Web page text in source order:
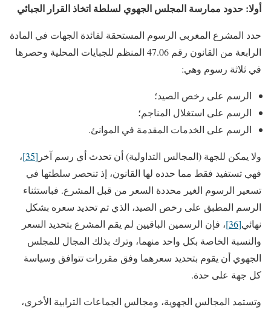
أولا: حدود ممارسة المجلس الجهوي لسلطة اتخاذ القرار الجبائي
حدد المشرع المغربي الرسوم المستحقة لفائدة الجهات في المادة
الرابعة من القانون رقم 47.06 المنظم للجبايات المحلية وحصرها
في ثلاثة رسوم وهي:
الرسم على رخص الصيد؛
الرسم على استغلال المناجم؛
الرسم على الخدمات المقدمة في الموانئ.
ولا يمكن للجهة (المجالس التداولية) أن تحدث أي رسم آخر [35]
،
فهي تستفيد فقط مما حدده لها القانون، إذ تنحصر سلطتها في
تسعير الرسوم الغير محددة السعر من قبل المشرع. فباستثناء
الرسم المطبق على رخص الصيد، الذي تم تحديد سعره بشكل
نهائي[36]
، فإن الرسمين الباقيين لم يقم المشرع بتحديد السعر
والنسبة الخاصة بكل واحد منهما، وترك بذلك المجال للمجلس
الجهوي أن يقوم بتحديد سعرهما وفق مقررات تتوافق وسياسة
كل جهة على حدة.
وتستمد المجالس الجهوية، ومجالس الجماعات الترابية الأخرى،